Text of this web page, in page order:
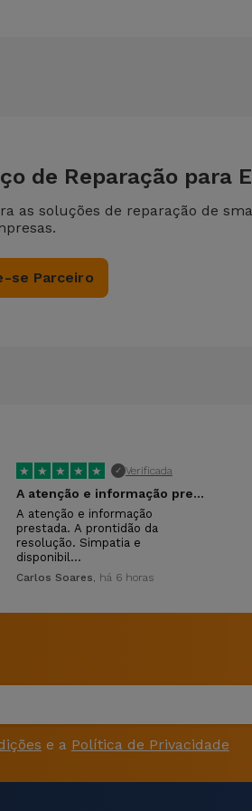
de Reparação para
as soluções de reparação de
se Parceiro
★ ★ ★ ★ ★ ✓ Verificada
A atenção e informação prestada.
A atenção e informação
prestada. A prontidão da
resolução. Simpatia e
disponibil…
Carlos Soares, há 6 horas
e a Política de Privacidade